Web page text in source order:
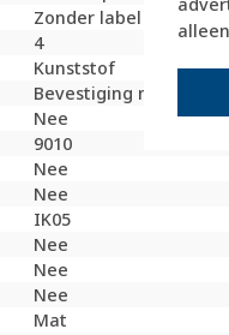
Zonder label
4
Kunststof
Bevestiging met schroef
Nee
9010
Nee
Nee
IK05
Nee
Nee
Nee
Mat